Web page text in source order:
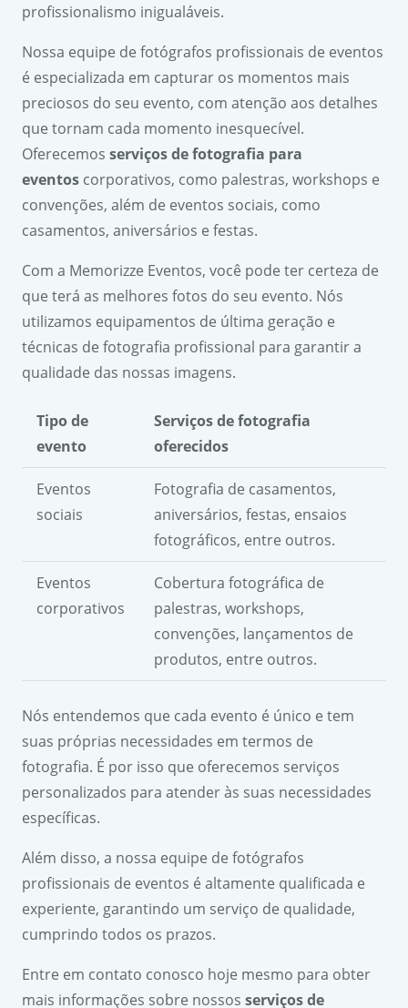
profissionalismo inigualáveis.
Nossa equipe de fotógrafos profissionais de eventos
é especializada em capturar os momentos mais
preciosos do seu evento, com atenção aos detalhes
que tornam cada momento inesquecível.
Oferecemos serviços de fotografia para
eventos corporativos, como palestras, workshops e
convenções, além de eventos sociais, como
casamentos, aniversários e festas.
Com a Memorizze Eventos, você pode ter certeza de
que terá as melhores fotos do seu evento. Nós
utilizamos equipamentos de última geração e
técnicas de fotografia profissional para garantir a
qualidade das nossas imagens.
Tipo de
evento
Serviços de fotografia
oferecidos
Eventos
sociais
Fotografia de casamentos,
aniversários, festas, ensaios
fotográficos, entre outros.
Eventos
corporativos
Cobertura fotográfica de
palestras, workshops,
convenções, lançamentos de
produtos, entre outros.
Nós entendemos que cada evento é único e tem
suas próprias necessidades em termos de
fotografia. É por isso que oferecemos serviços
personalizados para atender às suas necessidades
específicas.
Além disso, a nossa equipe de fotógrafos
profissionais de eventos é altamente qualificada e
experiente, garantindo um serviço de qualidade,
cumprindo todos os prazos.
Entre em contato conosco hoje mesmo para obter
mais informações sobre nossos serviços de